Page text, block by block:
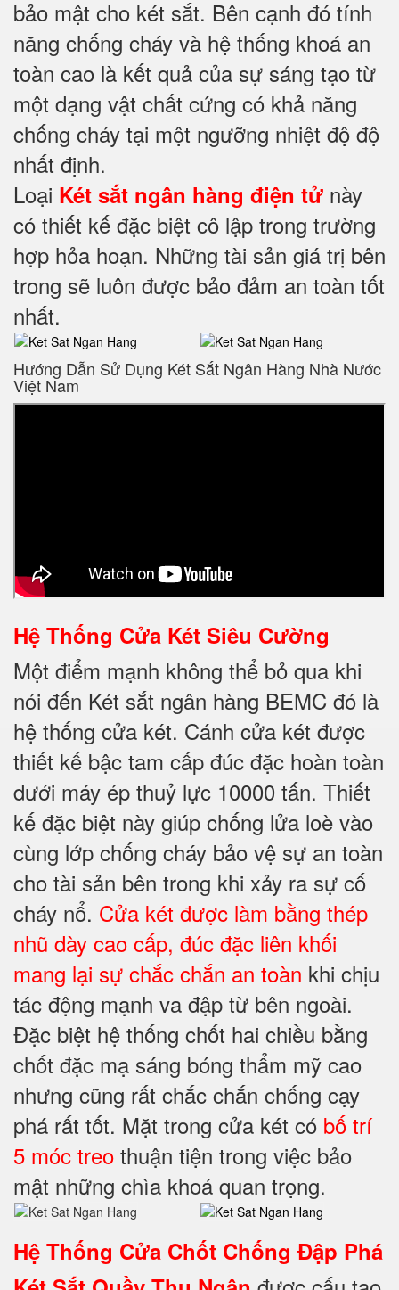
bảo mật cho két sắt. Bên cạnh đó tính
năng chống cháy và hệ thống khoá an
toàn cao là kết quả của sự sáng tạo từ
một dạng vật chất cứng có khả năng
chống cháy tại một ngưỡng nhiệt độ độ
nhất định.
Loại Két sắt ngân hàng điện tử này
có thiết kế đặc biệt cô lập trong trường
hợp hỏa hoạn. Những tài sản giá trị bên
trong sẽ luôn được bảo đảm an toàn tốt
nhất.
Hướng Dẫn Sử Dụng Két Sắt Ngân Hàng Nhà Nước
Việt Nam
Hệ Thống Cửa Két Siêu Cường
Một điểm mạnh không thể bỏ qua khi
nói đến Két sắt ngân hàng BEMC đó là
hệ thống cửa két. Cánh cửa két được
thiết kế bậc tam cấp đúc đặc hoàn toàn
dưới máy ép thuỷ lực 10000 tấn. Thiết
kế đặc biệt này giúp chống lửa loè vào
cùng lớp chống cháy bảo vệ sự an toàn
cho tài sản bên trong khi xảy ra sự cố
cháy nổ. Cửa két được làm bằng thép
nhũ dày cao cấp, đúc đặc liên khối
mang lại sự chắc chắn an toàn khi chịu
tác động mạnh va đập từ bên ngoài.
Đặc biệt hệ thống chốt hai chiều bằng
chốt đặc mạ sáng bóng thẩm mỹ cao
nhưng cũng rất chắc chắn chống cạy
phá rất tốt. Mặt trong cửa két có bố trí
5 móc treo thuận tiện trong việc bảo
mật những chìa khoá quan trọng.
Hệ Thống Cửa Chốt Chống Đập Phá